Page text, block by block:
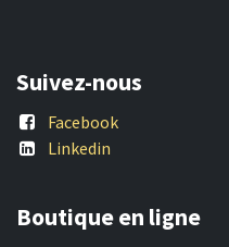
Suivez-nous
Facebook
Linkedin
Boutique en ligne